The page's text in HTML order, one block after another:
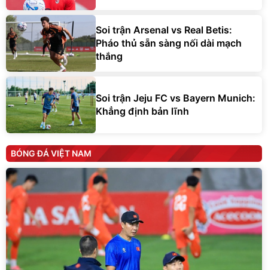
Soi trận Arsenal vs Real Betis:
Pháo thủ sẵn sàng nối dài mạch
thắng
Soi trận Jeju FC vs Bayern Munich:
Khẳng định bản lĩnh
BÓNG ĐÁ VIỆT NAM